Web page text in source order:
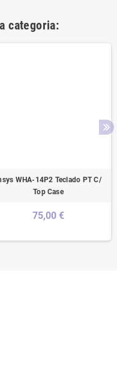
categoria:
WHA-14P2 Teclado PT C/
Top Case
75,00 €